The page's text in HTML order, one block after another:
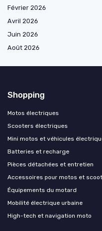
Février 2026
Avril 2026
Juin 2026
Août 2026
Shopping
Motos électriques
Scooters électriques
Mini motos et véhicules
Batteries et recharge
Pièces détachées et entretien
Accessoires pour motos et
Équipements du motard
Mobilité électrique urbaine
High-tech et navigation moto